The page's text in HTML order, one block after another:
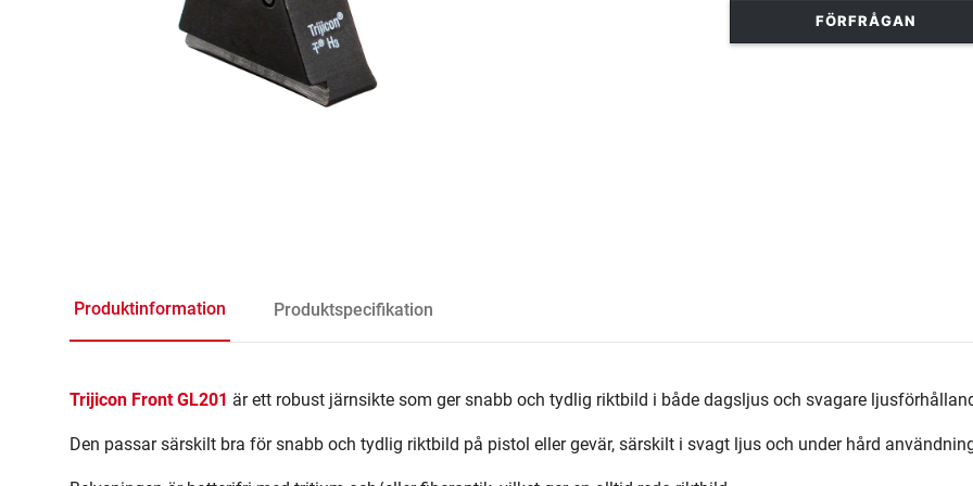
FÖRFRÅGAN
Produktinformation Produktspecifikation
Trijicon Front GL201 är ett robust järnsikte som ger snabb och tydlig riktbild i både dagsljus och svagare
Den passar särskilt bra för snabb och tydlig riktbild på pistol eller gevär, särskilt i svagt ljus och under hård